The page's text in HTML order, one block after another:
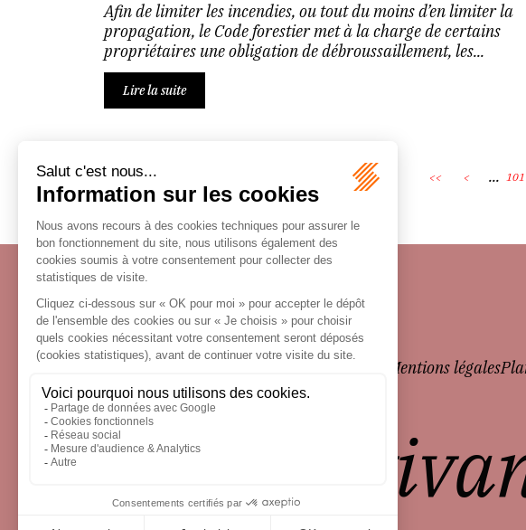
Afin de limiter les incendies, ou tout du moins d’en limiter la
propagation, le Code forestier met à la charge de certains
propriétaires une obligation de débroussaillement, les...
Lire la suite
<< < ... 101
Écosystème Mentions légales
le droit